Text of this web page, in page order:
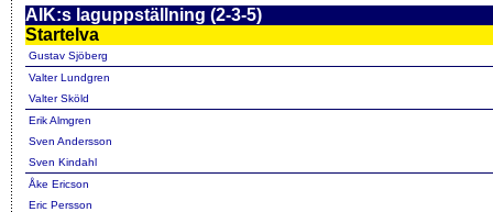
AIK:s laguppställning (2-3-5)
Startelva
Gustav Sjöberg
Valter Lundgren
Valter Sköld
Erik Almgren
Sven Andersson
Sven Kindahl
Åke Ericson
Eric Persson